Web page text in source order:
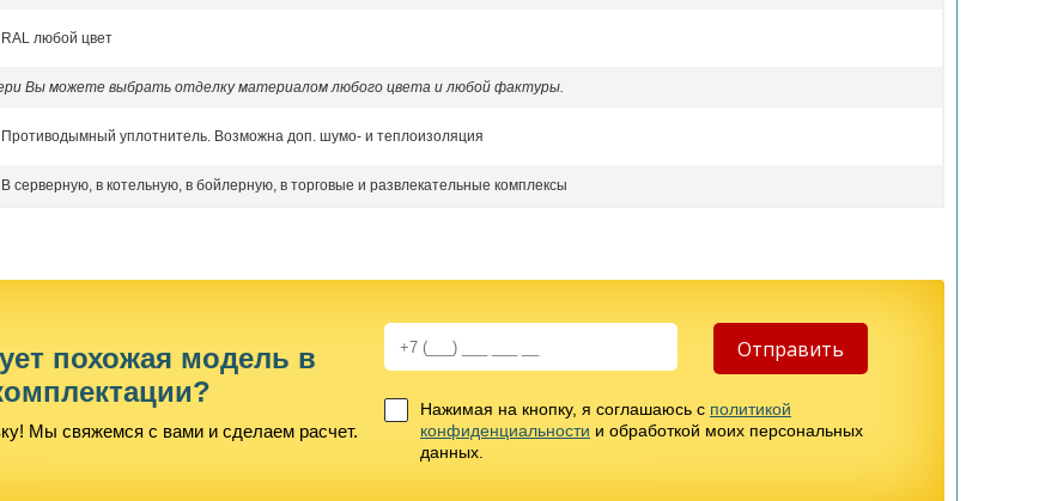
RAL любой цвет
Вы можете выбрать отделку материалом любого цвета и любой фактуры.
Противодымный уплотнитель. Возможна доп. шумо- и теплоизоляция
В серверную, в котельную, в бойлерную, в торговые и развлекательные комплексы
похожая модель в
Мы свяжемся с вами и сделаем расчет.
Нажимая на кнопку, я соглашаюсь с политикой
конфиденциальности и обработкой моих персональных
данных.